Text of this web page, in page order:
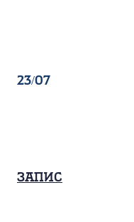
23/07
Запис